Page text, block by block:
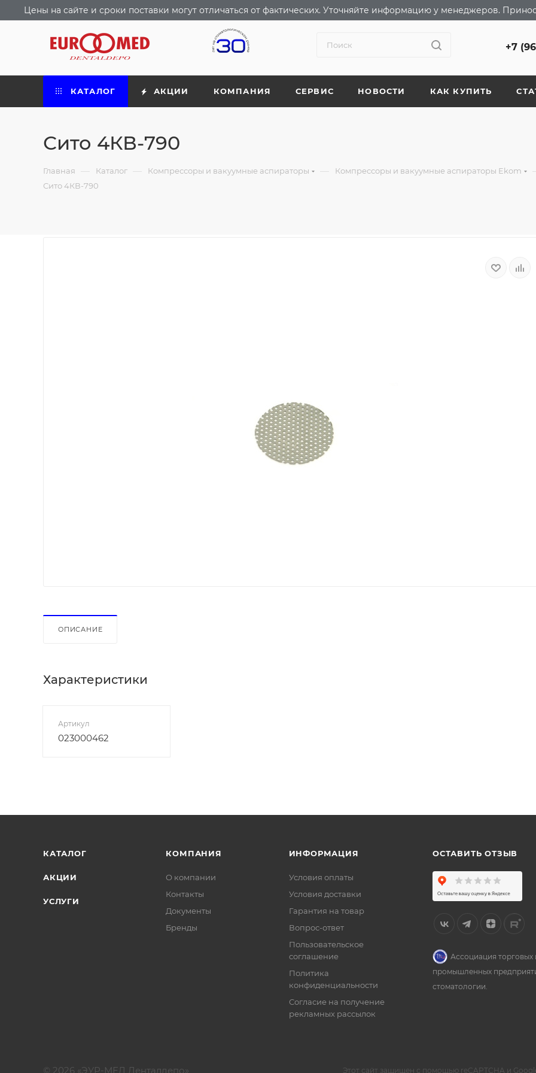
Цены на сайте и сроки поставки могут отличаться от фактических. Уточняйте информацию у менеджеров.
+7
КАТАЛОГ АКЦИИ КОМПАНИЯ СЕРВИС НОВОСТИ КАК КУПИТЬ
Сито 4КВ-790
Главная — Каталог — Компрессоры и вакуумные аспираторы — Компрессоры и вакуумные аспираторы Ekom
Сито 4КВ-790
ОПИСАНИЕ
Характеристики
Артикул
023000462
КАТАЛОГ
АКЦИИ
УСЛУГИ
КОМПАНИЯ
О компании
Контакты
Документы
Бренды
ИНФОРМАЦИЯ
Условия оплаты
Условия доставки
Гарантия на товар
Вопрос-ответ
Пользовательское
соглашение
Политика
конфиденциальности
Согласие на получение
рекламных рассылок
ОСТАВИТЬ ОТЗЫВ
Ассоциация торговых
промышленных
стоматологии.
© 2026 «ЭУР-МЕД Денталдепо» Этот сайт защищен с помощью reCAPTCHA и